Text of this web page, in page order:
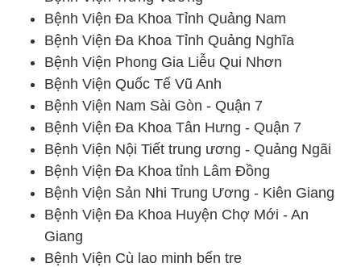
Bệnh Viện Đa Khoa Tỉnh Quảng Nam
Bệnh Viện Đa Khoa Tỉnh Quảng Nghĩa
Bệnh Viện Phong Gia Liễu Qui Nhơn
Bệnh Viện Quốc Tế Vũ Anh
Bệnh Viện Nam Sài Gòn - Quận 7
Bệnh Viện Đa Khoa Tân Hưng - Quận 7
Bệnh Viện Nội Tiết trung ương - Quảng Ngãi
Bệnh Viện Đa Khoa tỉnh Lâm Đồng
Bệnh Viện Sản Nhi Trung Ương - Kiên Giang
Bệnh Viện Đa Khoa Huyện Chợ Mới - An
Giang
Bệnh Viện Cù lao minh bến tre